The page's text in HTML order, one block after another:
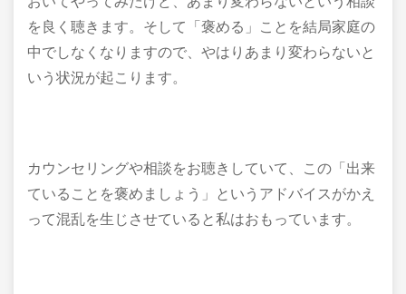
を良く聴きます。そして「褒める」ことを結局家庭の
中でしなくなりますので、やはりあまり変わらないと
いう状況が起こります。
カウンセリングや相談をお聴きしていて、この「出来
ていることを褒めましょう」というアドバイスがかえ
って混乱を生じさせていると私はおもっています。